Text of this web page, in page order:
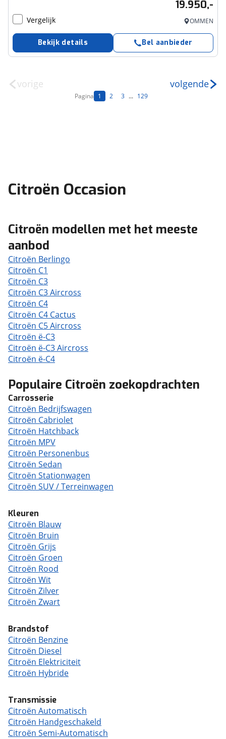
19.950,-
Vergelijk OMMEN
Bekijk details Bel aanbieder
vorige
Pagina 1 2 3 ... 129
volgende
Citroën Occasion
Citroën modellen met het meeste
aanbod
Citroën Berlingo
Citroën C1
Citroën C3
Citroën C3 Aircross
Citroën C4
Citroën C4 Cactus
Citroën C5 Aircross
Citroën ë-C3
Citroën ë-C3 Aircross
Citroën ë-C4
Populaire Citroën zoekopdrachten
Carrosserie
Citroën Bedrijfswagen
Citroën Cabriolet
Citroën Hatchback
Citroën MPV
Citroën Personenbus
Citroën Sedan
Citroën Stationwagen
Citroën SUV / Terreinwagen
Kleuren
Citroën Blauw
Citroën Bruin
Citroën Grijs
Citroën Groen
Citroën Rood
Citroën Wit
Citroën Zilver
Citroën Zwart
Brandstof
Citroën Benzine
Citroën Diesel
Citroën Elektriciteit
Citroën Hybride
Transmissie
Citroën Automatisch
Citroën Handgeschakeld
Citroën Semi-Automatisch